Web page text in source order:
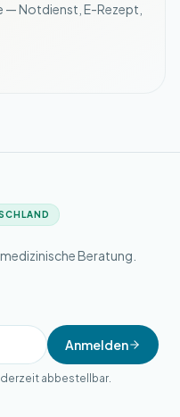
— Notdienst, E-Rezept,
Beratung.
Anmelden
abbestellbar.